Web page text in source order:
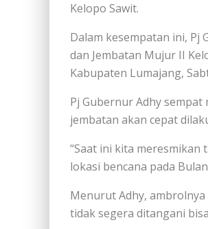
Kelopo Sawit.
Dalam kesempatan ini, Pj
dan Jembatan Mujur II
Kabupaten Lumajang,
Pj Gubernur Adhy
jembatan akan cepat
“Saat ini kita
lokasi bencana pada
Menurut Adhy,
tidak segera ditangani